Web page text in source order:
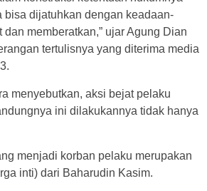
bisa dijatuhkan dengan keadaan-
memberatkan,” ujar Agung Dian
tertulisnya yang diterima media
menyebutkan, aksi bejat pelaku
ini dilakukannya tidak hanya
menjadi korban pelaku merupakan
inti) dari Baharudin Kasim.